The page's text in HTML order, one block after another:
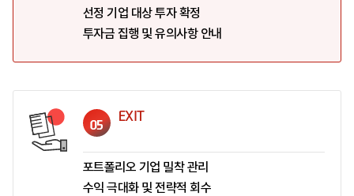
선정 기업 대상 투자 확정
투자금 집행 및 유의사항 안내
05 EXIT
포트폴리오 기업 밀착 관리
수익 극대화 및 전략적 회수